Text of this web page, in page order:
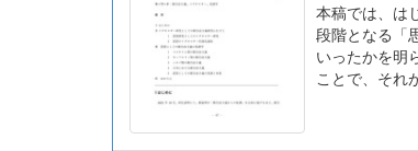
本稿では、は
段階となる「
いったかを明
ことで、それ